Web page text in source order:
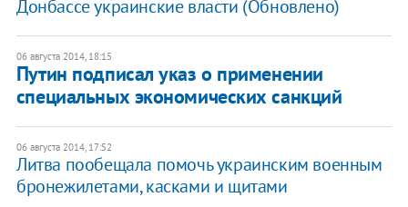
Донбассе украинские власти (Обновлено)
06 августа 2014, 18:15
​Путин подписал указ о применении
специальных экономических санкций
06 августа 2014, 17:52
Литва пообещала помочь украинским военным
бронежилетами, касками и щитами